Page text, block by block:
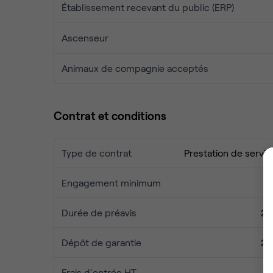
Établissement recevant du public (ERP)
Ascenseur
Animaux de compagnie acceptés
Contrat et conditions
Type de contrat Prestation de service
Engagement minimum
Durée de préavis 2
Dépôt de garantie 2